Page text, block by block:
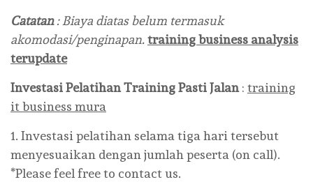
Catatan: Biaya diatas belum termasuk
akomodasi/penginapan.training business analysis
terupdate
Investasi Pelatihan Training Pasti Jalan: training
it business mura
1. Investasi pelatihan selama tiga hari tersebut
menyesuaikan dengan jumlah peserta (on call).
*Please feel free to contact us.